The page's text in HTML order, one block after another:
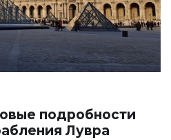
подробности
Лувра